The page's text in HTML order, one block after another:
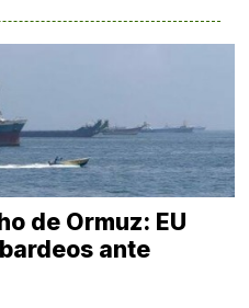
de Ormuz: EU
ante